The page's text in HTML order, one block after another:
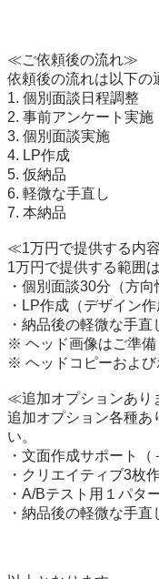
≪ご依頼後の流れ≫
依頼後の流れは以下の
1. 個別面談日程調整
2. 事前アンケート実施
3. 個別面談実施
4. LP作成
5. 仮納品
6. 軽微な手直し
7. 本納品
≪1万円で提供する内
1万円で提供する範囲
・個別面談30分（方向
・LP作成（デザイン
・納品後の軽微な手直
※ ヘッド画像はご準備
※ ヘッドコピーおよび
≪追加オプションあ
追加オプション各種あ
い。
・文面作成サポート（
・クリエイティブ3枚
・A/Bテスト用１パタ
・納品後の軽微な手直